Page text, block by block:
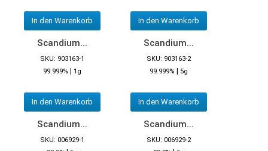
In den Warenkorb In den Warenkorb
Scandium...
SKU: 903163-1
99.999% | 1g
In den Warenkorb
Scandium...
SKU: 903163-2
99.999% | 5g
In den Warenkorb
Scandium...
SKU: 006929-1
Scandium...
SKU: 006929-2